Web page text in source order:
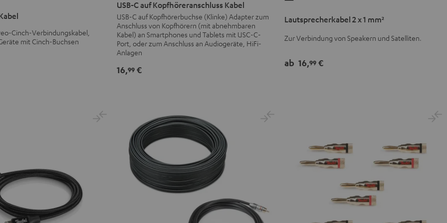
Cinch-Verbindungskabel,
mit Cinch-Buchsen
auf
Kopfhöreranschluss
Kabel
Schwarz
USB-C auf Kopfhöreranschluss Kabel
USB-C auf Kopfhörerbuchse (Klinke) Adapter zum
Anschluss von Kopfhörern (mit abnehmbaren
Kabel) an Smartphones und Tablets mit USC-C-
Port, oder zum Anschluss an Audiogeräte, HiFi-
Anlagen
16,99 €
x
Lautsprecherkabel 2 x 1 mm²
Zur Verbindung von Speakern und Satelliten.
ab 16,99 €